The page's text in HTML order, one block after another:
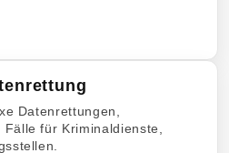
Datenrettungen,
für Kriminaldienste,